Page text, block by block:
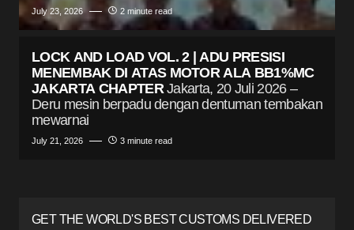
July 23, 2026 2 minute read
LOCK AND LOAD VOL. 2 | ADU PRESISI
MENEMBAK DI ATAS MOTOR ALA BB1%MC
JAKARTA CHAPTER Jakarta, 20 Juli 2026 –
Deru mesin berpadu dengan dentuman tembakan
mewarnai
July 21, 2026 3 minute read
GET THE WORLD'S BEST CUSTOMS DELIVERED